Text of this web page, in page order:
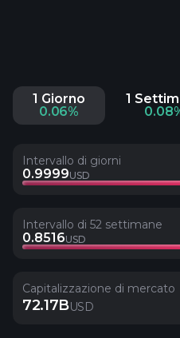
1 Giorno
0.06%
1
Intervallo di giorni
0.9999USD
Intervallo di 52 settimane
0.8516USD
Capitalizzazione di mercato
72.17BUSD